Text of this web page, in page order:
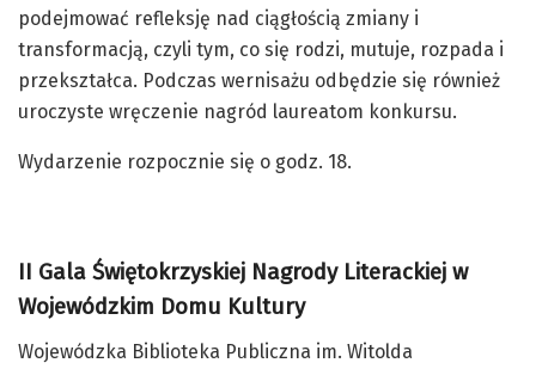
podejmować refleksję nad ciągłością zmiany i
transformacją, czyli tym, co się rodzi, mutuje, rozpada i
przekształca. Podczas wernisażu odbędzie się również
uroczyste wręczenie nagród laureatom konkursu.
Wydarzenie rozpocznie się o godz. 18.
II Gala Świętokrzyskiej Nagrody Literackiej w
Wojewódzkim Domu Kultury
Wojewódzka Biblioteka Publiczna im. Witolda